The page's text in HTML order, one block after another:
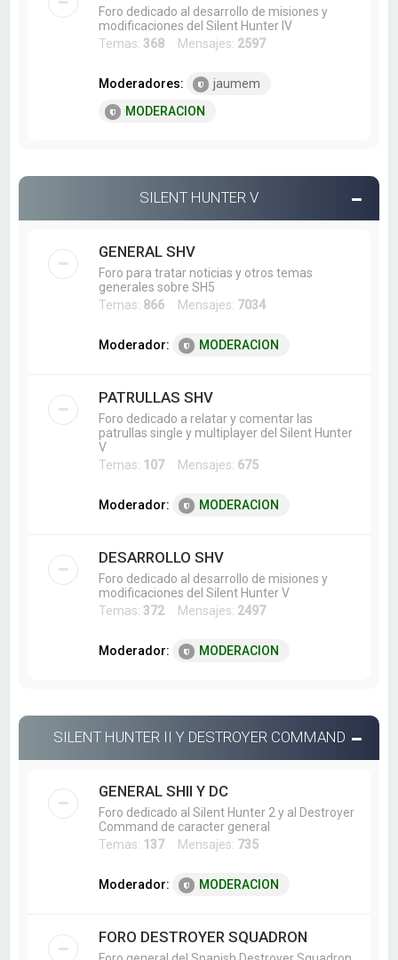
Foro dedicado al desarrollo de misiones y
modificaciones del Silent Hunter IV
Temas: 368 Mensajes: 2597
Moderadores:
jaumem
MODERACION
SILENT HUNTER V
GENERAL SHV
Foro para tratar noticias y otros temas
generales sobre SH5
Temas: 866 Mensajes: 7034
Moderador: MODERACION
PATRULLAS SHV
Foro dedicado a relatar y comentar las
patrullas single y multiplayer del Silent Hunter
V
Temas: 107Mensajes: 675
Moderador: MODERACION
DESARROLLO SHV
Foro dedicado al desarrollo de misiones y
modificaciones del Silent Hunter V
Temas: 372Mensajes: 2497
Moderador: MODERACION
SILENT HUNTER II Y DESTROYER COMMAND
GENERAL SHII Y DC
Foro dedicado al Silent Hunter 2 y al Destroyer
Command de caracter general
Temas: 137Mensajes: 735
Moderador: MODERACION
FORO DESTROYER SQUADRON